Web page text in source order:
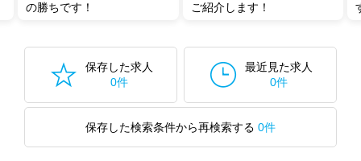
の勝ちです！
ご紹介します！
保存した求人
0件
最近見た求人
0件
保存した検索条件から再検索する 0件